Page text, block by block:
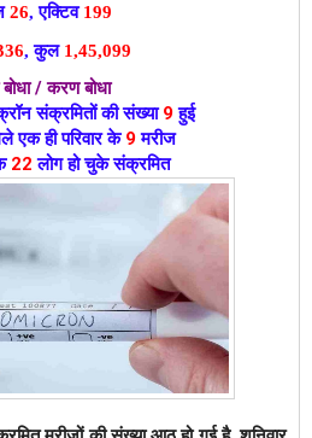
26, एक्टिव199
, कुल 1,45,099
बोधा / करण बोधा
संक्रमितों की संख्या9हुई
एक ही परिवार के 9मरीज
22 लोग हो चुके संक्रमित